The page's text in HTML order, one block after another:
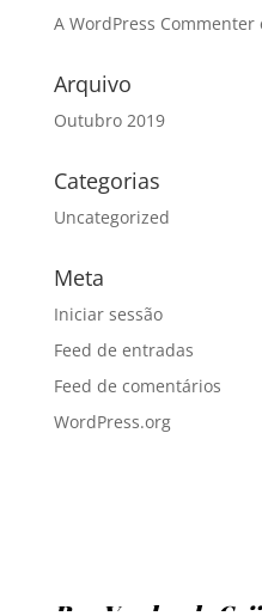
A WordPress Commenter
Arquivo
Outubro 2019
Categorias
Uncategorized
Meta
Iniciar sessão
Feed de entradas
Feed de comentários
WordPress.org